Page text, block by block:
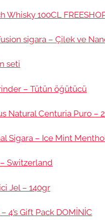
Whisky 100CL
sigara – Çilek ve
seti
– Tütün öğütücü
Natural Centuria Puro –
Sigara – Ice Mint
Switzerland
Jel – 140gr
4’s Gift Pack DOMİNİC